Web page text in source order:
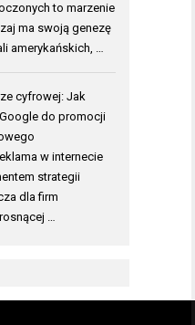
to marzenie
ma swoją genezę
amerykańskich, …
cyfrowej: Jak
do promocji
w internecie
strategii
dla firm
…